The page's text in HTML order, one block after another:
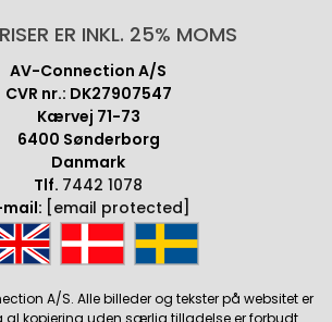
ER INKL. 25% MOMS
AV-Connection A/S
CVR nr.: DK27907547
Kærvej 71-73
6400 Sønderborg
Danmark
Tlf. 7442 1078
mail: [email protected]
A/S. Alle billeder og tekster på websitet er
al kopiering uden særlig tilladelse er forbudt.